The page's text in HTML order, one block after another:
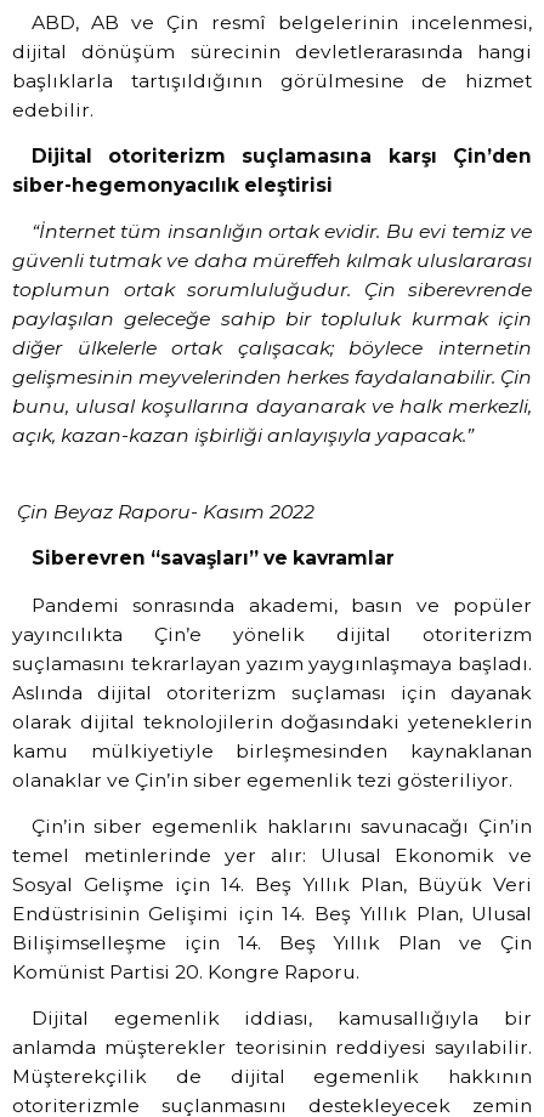
ABD, AB ve Çin resmî belgelerinin incelenmesi,
dijital dönüşüm sürecinin devletlerarasında hangi
başlıklarla tartışıldığının görülmesine de hizmet
edebilir.
Dijital otoriterizm suçlamasına karşı Çin’den
siber-hegemonyacılık eleştirisi
“İnternet tüm insanlığın ortak evidir. Bu evi temiz ve
güvenli tutmak ve daha müreffeh kılmak uluslararası
toplumun ortak sorumluluğudur. Çin siberevrende
paylaşılan geleceğe sahip bir topluluk kurmak için
diğer ülkelerle ortak çalışacak; böylece internetin
gelişmesinin meyvelerinden herkes faydalanabilir. Çin
bunu, ulusal koşullarına dayanarak ve halk merkezli,
açık, kazan-kazan işbirliği anlayışıyla yapacak.”
Çin Beyaz Raporu- Kasım 2022
Siberevren “savaşları” ve kavramlar
Pandemi sonrasında akademi, basın ve popüler
yayıncılıkta Çin’e yönelik dijital otoriterizm
suçlamasını tekrarlayan yazım yaygınlaşmaya başladı.
Aslında dijital otoriterizm suçlaması için dayanak
olarak dijital teknolojilerin doğasındaki yeteneklerin
kamu mülkiyetiyle birleşmesinden kaynaklanan
olanaklar ve Çin’in siber egemenlik tezi gösteriliyor.
Çin’in siber egemenlik haklarını savunacağı Çin’in
temel metinlerinde yer alır: Ulusal Ekonomik ve
Sosyal Gelişme için 14. Beş Yıllık Plan, Büyük Veri
Endüstrisinin Gelişimi için 14. Beş Yıllık Plan, Ulusal
Bilişimselleşme için 14. Beş Yıllık Plan ve Çin
Komünist Partisi 20. Kongre Raporu.
Dijital egemenlik iddiası, kamusallığıyla bir
anlamda müşterekler teorisinin reddiyesi sayılabilir.
Müşterekçilik de dijital egemenlik hakkının
otoriterizmle suçlanmasını destekleyecek zemin